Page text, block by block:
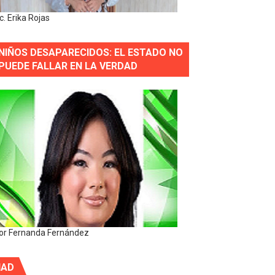
Erika Rojas
DESAPARECIDOS: EL ESTADO NO
FALLAR EN LA VERDAD
Fernanda Fernández